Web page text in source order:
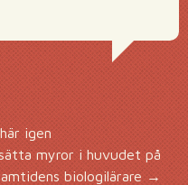
igen
myror i huvudet på
biologilärare→